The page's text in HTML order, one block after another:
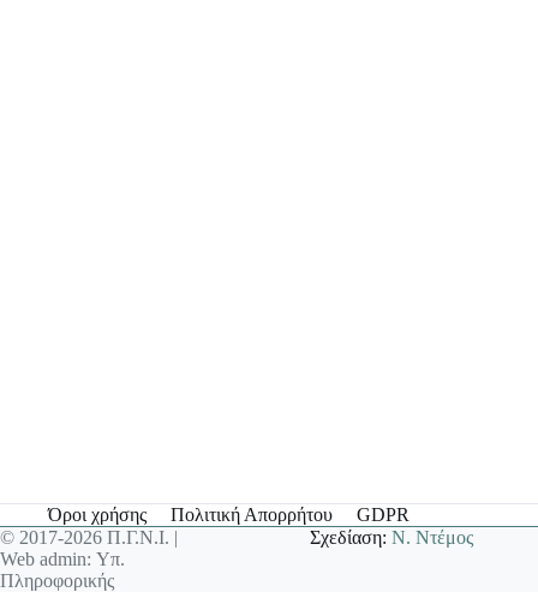
Όροι χρήσης Πολιτική Απορρήτου
GDPR
© 2017-2026 Π.Γ.Ν.Ι. |
Web admin: Υπ.
Πληροφορικής
Σχεδίαση:Ν. Ντέμος